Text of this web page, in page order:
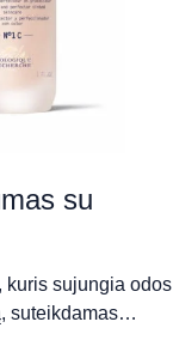
su
kuris sujungia odos
suteikdamas…